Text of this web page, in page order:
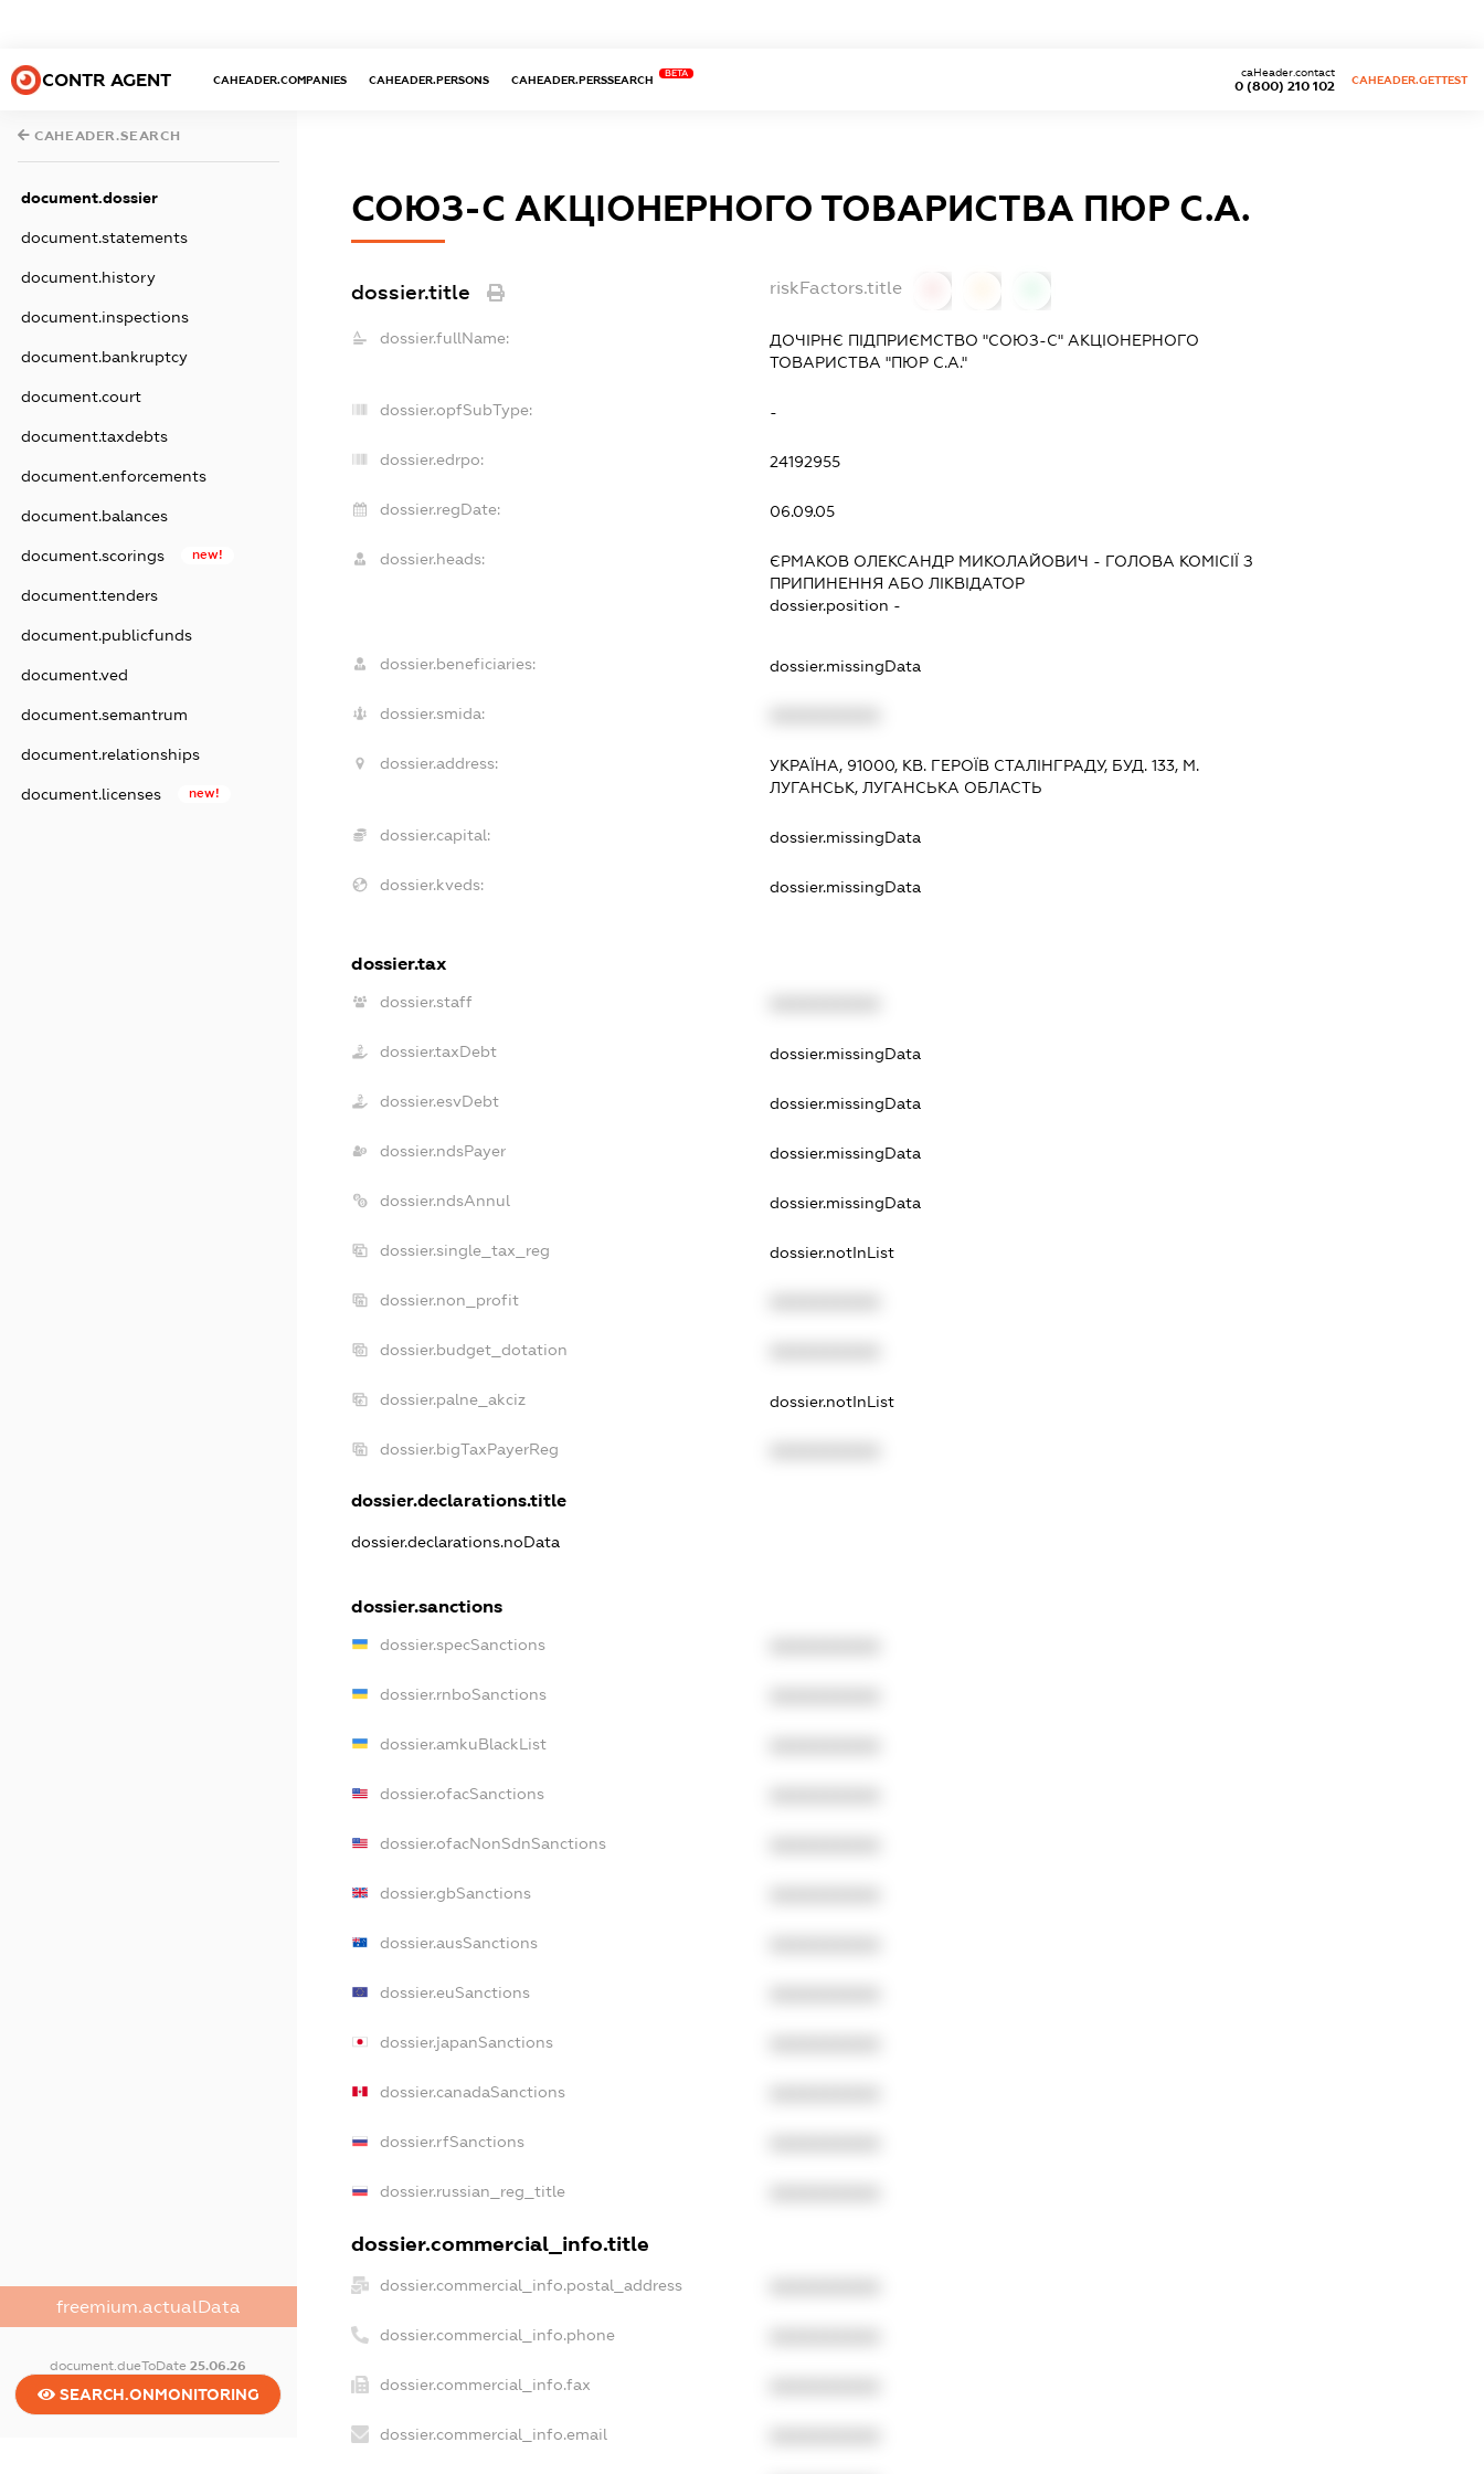
CONTR AGENT CAHEADER.COMPANIES CAHEADER.PERSONS CAHEADER.PERSSEARCH
BETA
0 (800) 210 102
caHeader.contact
CAHEADER.GETTEST
CAHEADER.SEARCH
document.dossier
document.statements
document.history
document.inspections
document.bankruptcy
document.court
document.taxdebts
document.enforcements
document.balances
document.scorings new!
document.tenders
document.publicfunds
document.ved
document.semantrum
document.relationships
document.licenses new!
freemium.actualData
document.dueToDate25.06.26
SEARCH.ONMONITORING
СОЮЗ-С АКЦІОНЕРНОГО ТОВАРИСТВА ПЮР С.А.
dossier.title riskFactors.title
dossier.fullName:
ДОЧІРНЄ ПІДПРИЄМСТВО "СОЮЗ-С" АКЦІОНЕРНОГО
ТОВАРИСТВА "ПЮР С.А."
dossier.opfSubType: -
dossier.edrpo: 24192955
dossier.regDate: 06.09.05
dossier.heads: ЄРМАКОВ ОЛЕКСАНДР МИКОЛАЙОВИЧ - ГОЛОВА КОМІСІЇ З
ПРИПИНЕННЯ АБО ЛІКВІДАТОР
dossier.position -
dossier.beneficiaries: dossier.missingData
dossier.smida:
dossier.address:
УКРАЇНА, 91000, КВ. ГЕРОЇВ СТАЛІНГРАДУ, БУД. 133, М.
ЛУГАНСЬК, ЛУГАНСЬКА ОБЛАСТЬ
dossier.capital: dossier.missingData
dossier.kveds: dossier.missingData
dossier.tax
dossier.staff
dossier.taxDebt dossier.missingData
dossier.esvDebt dossier.missingData
dossier.ndsPayer dossier.missingData
dossier.ndsAnnul dossier.missingData
dossier.single_tax_reg dossier.notInList
dossier.non_profit
dossier.budget_dotation
dossier.palne_akciz dossier.notInList
dossier.bigTaxPayerReg
dossier.declarations.title
dossier.declarations.noData
dossier.sanctions
dossier.specSanctions
dossier.rnboSanctions
dossier.amkuBlackList
dossier.ofacSanctions
dossier.ofacNonSdnSanctions
dossier.gbSanctions
dossier.ausSanctions
dossier.euSanctions
dossier.japanSanctions
dossier.canadaSanctions
dossier.rfSanctions
dossier.russian_reg_title
dossier.commercial_info.title
dossier.commercial_info.postal_address
dossier.commercial_info.phone
dossier.commercial_info.fax
dossier.commercial_info.email